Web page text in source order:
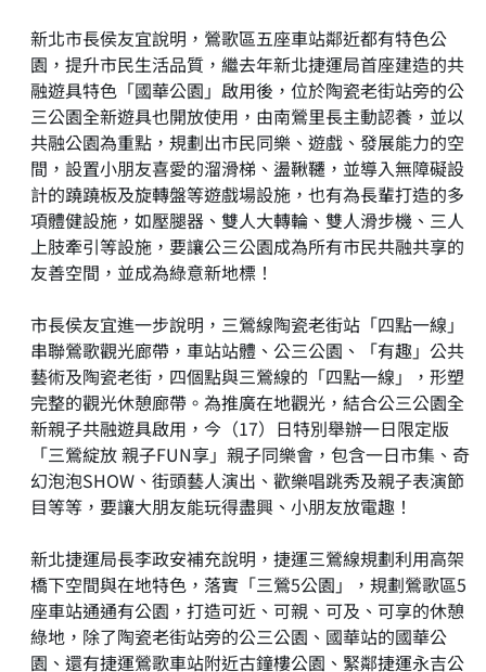
新北市長侯友宜說明，鶯歌區五座車站鄰近都有特色公
園，提升市民生活品質，繼去年新北捷運局首座建造的共
融遊具特色「國華公園」啟用後，位於陶瓷老街站旁的公
三公園全新遊具也開放使用，由南鶯里長主動認養，並以
共融公園為重點，規劃出市民同樂、遊戲、發展能力的空
間，設置小朋友喜愛的溜滑梯、盪鞦韆，並導入無障礙設
計的蹺蹺板及旋轉盤等遊戲場設施，也有為長輩打造的多
項體健設施，如壓腿器、雙人大轉輪、雙人滑步機、三人
上肢牽引等設施，要讓公三公園成為所有市民共融共享的
友善空間，並成為綠意新地標！
市長侯友宜進一步說明，三鶯線陶瓷老街站「四點一線」
串聯鶯歌觀光廊帶，車站站體、公三公園、「有趣」公共
藝術及陶瓷老街，四個點與三鶯線的「四點一線」，形塑
完整的觀光休憩廊帶。為推廣在地觀光，結合公三公園全
新親子共融遊具啟用，今（17）日特別舉辦一日限定版
「三鶯綻放 親子FUN享」親子同樂會，包含一日市集、奇
幻泡泡SHOW、街頭藝人演出、歡樂唱跳秀及親子表演節
目等等，要讓大朋友能玩得盡興、小朋友放電趣！
新北捷運局長李政安補充說明，捷運三鶯線規劃利用高架
橋下空間與在地特色，落實「三鶯5公園」，規劃鶯歌區5
座車站通通有公園，打造可近、可親、可及、可享的休憩
綠地，除了陶瓷老街站旁的公三公園、國華站的國華公
園、還有捷運鶯歌車站附近古鐘樓公園、緊鄰捷運永吉公